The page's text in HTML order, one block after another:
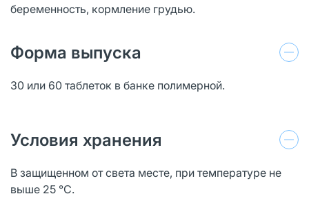
беременность, кормление грудью.
Форма выпуска
30 или 60 таблеток в банке полимерной.
Условия хранения
В защищенном от света месте, при температуре не
выше 25 °C.